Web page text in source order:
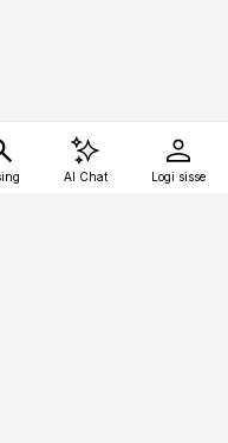
AI Chat Logi sisse